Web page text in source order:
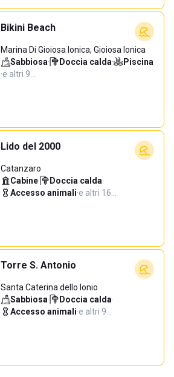
Bikini Beach
Marina Di Gioiosa Ionica, Gioiosa Ionica
Sabbiosa· Doccia calda·
Piscina
·e altri 9…
Lido del 2000
Catanzaro
Cabine· Doccia calda·
Accesso animali·e altri 16…
Torre S. Antonio
Santa Caterina dello Ionio
Sabbiosa· Doccia calda·
Accesso animali·e altri 9…